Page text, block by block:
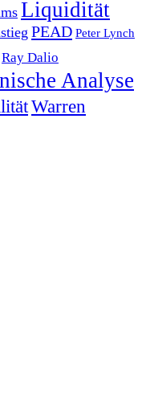
Liquidität
PEAD Peter Lynch
Ray Dalio
Analyse
Warren